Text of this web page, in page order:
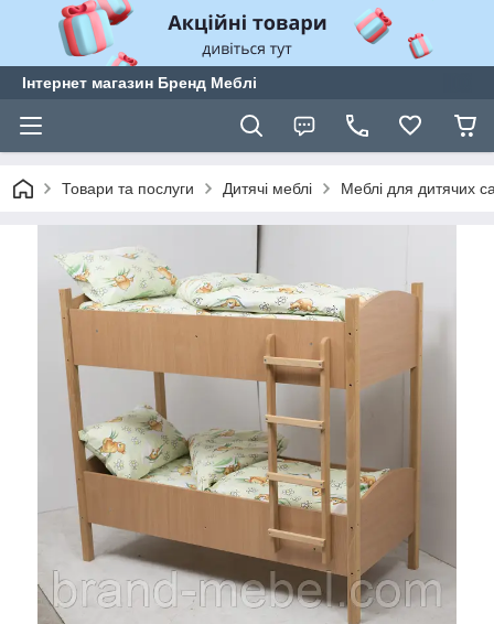
Інтернет магазин Бренд Меблі
Товари та послуги Дитячі меблі Меблі для дитячих